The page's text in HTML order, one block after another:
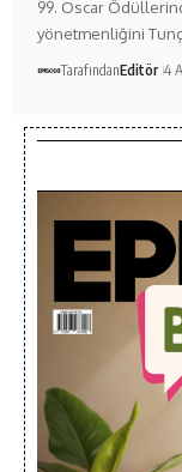
99. Oscar
yönetmenliğini Tunç
TarafındanEditör 4